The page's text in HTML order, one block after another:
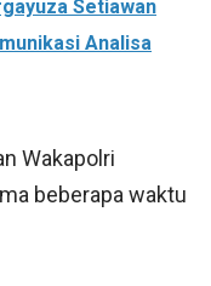
Setiawan
Analisa
Wakapolri
beberapa waktu